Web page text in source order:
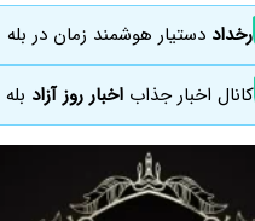
رخداددستیار هوشمند زمان در بله
کانال اخبار جذاباخبار روز آزاد بله